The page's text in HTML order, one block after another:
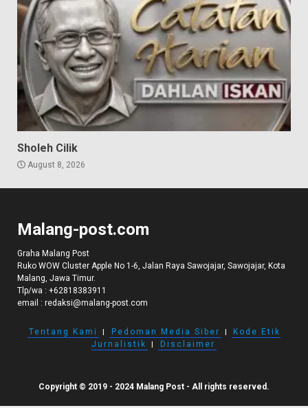
Sholeh Cilik
August 8, 2026
Malang-post.com
Graha Malang Post
Ruko WOW Cluster Apple No 1-6, Jalan Raya Sawojajar, Sawojajar, Kota
Malang, Jawa Timur.
Tlp/wa : +62818383911
email : redaksi@malang-post.com
Tentang Kami I Pedoman Media Siber I
Kode Etik
Jurnalistik
I Disclaimer
Copyright © 2019 - 2024 Malang Post - All rights reserved.